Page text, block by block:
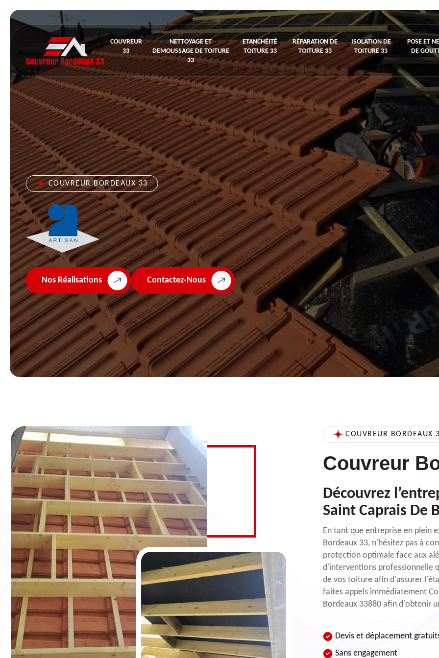
COUVREUR
33
NETTOYAGE ET
DEMOUSSAGE DE TOITURE
33
ETANCHÉITÉ
TOITURE 33
RÉPARATION DE
TOITURE 33
ISOLATION DE
TOITURE 33
POSE ET
DE
COUVREUR BORDEAUX 33
Nos Réalisations Contactez-Nous
COUVREUR BORDEAUX
Couvreur
Découvrez
Saint Caprais De
En tant que entreprise en plein
Bordeaux 33, n'hésitez pas à
protection optimale face aux
d'interventions professionnelle
de vos toiture afin d'assurer
faites appels immédiatement
Bordeaux 33880 afin d'obtenir
Devis et déplacement
Sans engagement